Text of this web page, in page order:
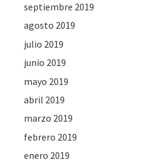
septiembre 2019
agosto 2019
julio 2019
junio 2019
mayo 2019
abril 2019
marzo 2019
febrero 2019
enero 2019